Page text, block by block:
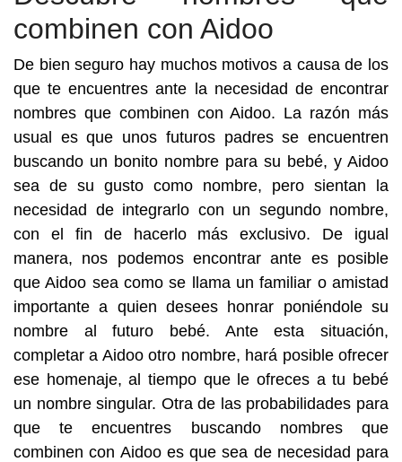
combinen con Aidoo
De bien seguro hay muchos motivos a causa de los
que te encuentres ante la necesidad de encontrar
nombres que combinen con Aidoo. La razón más
usual es que unos futuros padres se encuentren
buscando un bonito nombre para su bebé, y Aidoo
sea de su gusto como nombre, pero sientan la
necesidad de integrarlo con un segundo nombre,
con el fin de hacerlo más exclusivo. De igual
manera, nos podemos encontrar ante es posible
que Aidoo sea como se llama un familiar o amistad
importante a quien desees honrar poniéndole su
nombre al futuro bebé. Ante esta situación,
completar a Aidoo otro nombre, hará posible ofrecer
ese homenaje, al tiempo que le ofreces a tu bebé
un nombre singular. Otra de las probabilidades para
que te encuentres buscando nombres que
combinen con Aidoo es que sea de necesidad para